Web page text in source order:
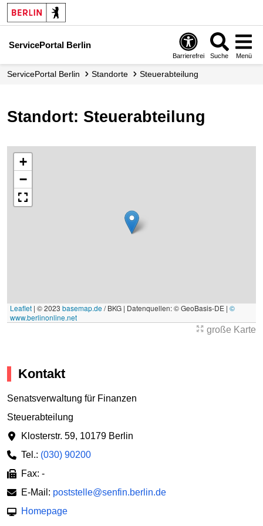
ServicePortal Berlin
Barrierefrei Suche Menü
ServicePortal Berlin Standorte Steuerabteilung
Standort: Steuerabteilung
+
−
Leaflet | © 2023 basemap.de/ BKG | Datenquellen: © GeoBasis-DE | ©
www.berlinonline.net
große Karte
Kontakt
Senatsverwaltung für Finanzen
Steuerabteilung
Klosterstr. 59, 10179 Berlin
Tel.: (030) 90200
Fax: -
E-Mail: poststelle@senfin.berlin.de
Homepage